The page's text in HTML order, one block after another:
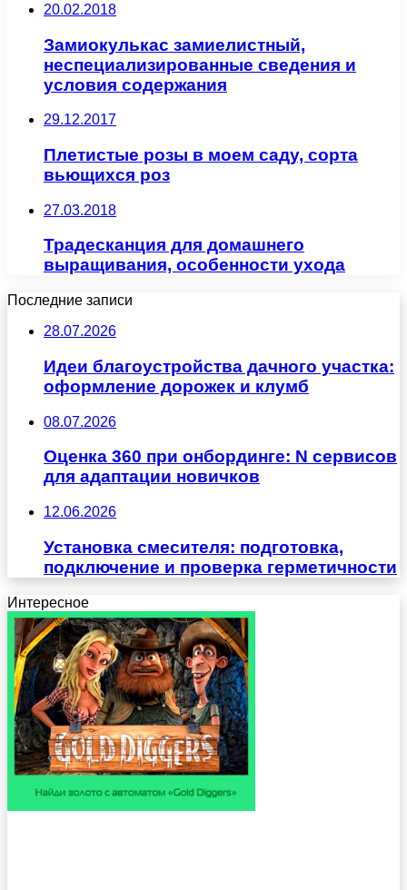
20.02.2018
Замиокулькас замиелистный,
неспециализированные сведения и
условия содержания
29.12.2017
Плетистые розы в моем саду, сорта
вьющихся роз
27.03.2018
Традесканция для домашнего
выращивания, особенности ухода
Последние записи
28.07.2026
Идеи благоустройства дачного участка:
оформление дорожек и клумб
08.07.2026
Оценка 360 при онбординге: N сервисов
для адаптации новичков
12.06.2026
Установка смесителя: подготовка,
подключение и проверка герметичности
Интересное